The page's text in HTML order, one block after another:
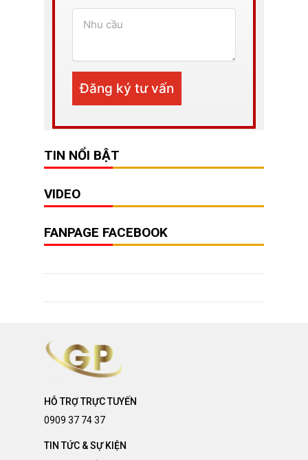
TIN NỔI BẬT
VIDEO
FANPAGE FACEBOOK
HỖ TRỢ TRỰC TUYẾN
0909 37 74 37
TIN TỨC & SỰ KIỆN